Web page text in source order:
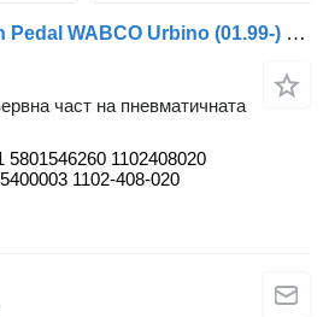
Brake Main Valve with Pedal WABCO Urbino (01.99-) 4800020220 за автобус Solaris Urbino, Alpino, Vacanza (1999-)
част на пневматичната
5801546260 1102408020
1102-408-020